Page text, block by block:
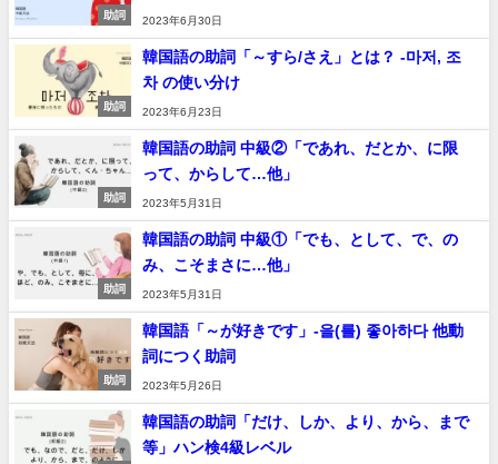
助詞
2023年6月30日
助詞
韓国語の助詞「～すら/さえ」とは？ -마저, 조
차 の使い分け
2023年6月23日
助詞
韓国語の助詞 中級②「であれ、だとか、に限
って、からして…他」
2023年5月31日
助詞
韓国語の助詞 中級①「でも、として、で、の
み、こそまさに…他」
2023年5月31日
助詞
韓国語「～が好きです」-을(를) 좋아하다 他動
詞につく助詞
2023年5月26日
韓国語の助詞「だけ、しか、より、から、まで
等」ハン検4級レベル